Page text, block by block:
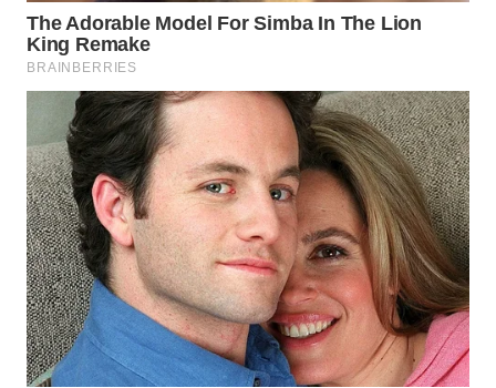
WAHANA
TV
WAHANANEWS
ID
WAHANANEWS
CO ID
WAHANANEWS
NET
WAHANA
SPORT